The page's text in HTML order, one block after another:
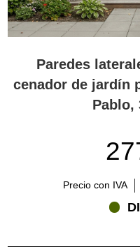
Paredes
cenador de jardín
Pablo,
Precio con IVA